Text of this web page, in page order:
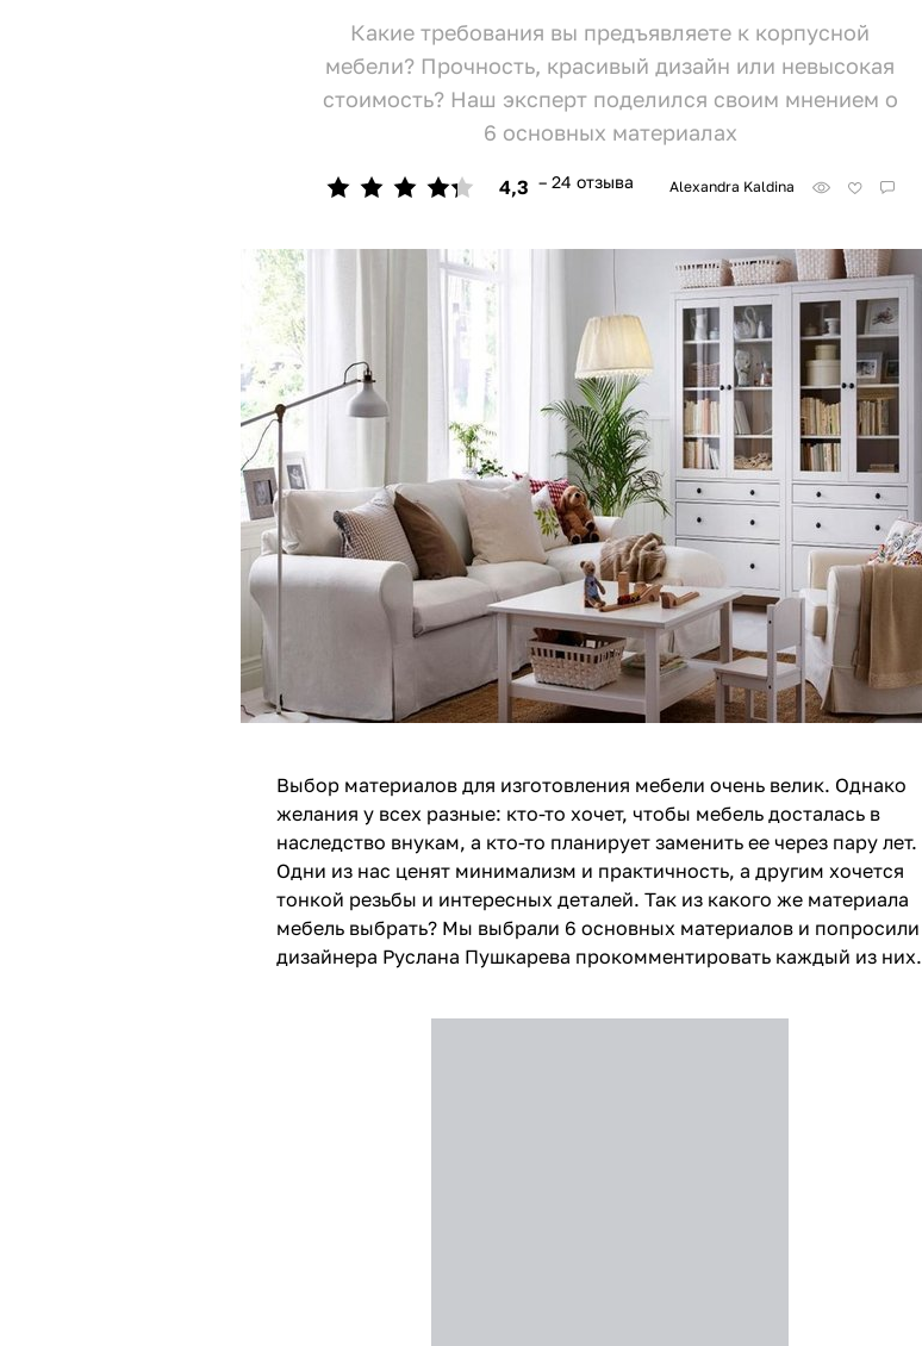
Какие требования вы предъявляете к корпусной
мебели? Прочность, красивый дизайн или невысокая
стоимость? Наш эксперт поделился своим мнением о
6 основных материалах
4,3 – 24 отзыва Alexandra Kaldina
Выбор материалов для изготовления мебели очень велик. Однако
желания у всех разные: кто-то хочет, чтобы мебель досталась в
наследство внукам, а кто-то планирует заменить ее через пару лет.
Одни из нас ценят минимализм и практичность, а другим хочется
тонкой резьбы и интересных деталей. Так из какого же материала
мебель выбрать? Мы выбрали 6 основных материалов и попросили
дизайнера Руслана Пушкарева прокомментировать каждый из них.